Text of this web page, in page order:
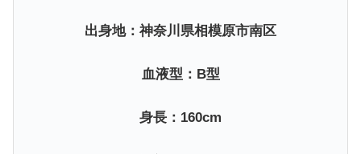
出身地：神奈川県相模原市南区
血液型：B型
身長：160cm